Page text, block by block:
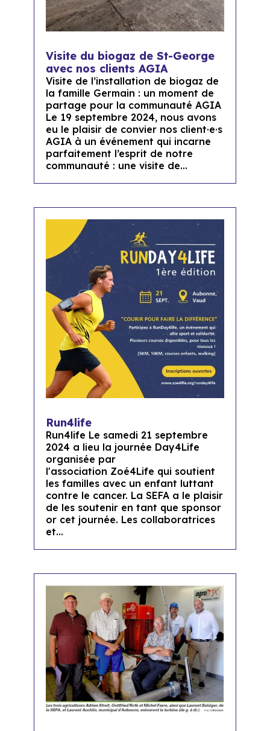
Visite du biogaz de St-George
avec nos clients AGIA
Visite de l’installation de biogaz de
la famille Germain : un moment de
partage pour la communauté AGIA
Le 19 septembre 2024, nous avons
eu le plaisir de convier nos client·e·s
AGIA à un événement qui incarne
parfaitement l’esprit de notre
communauté : une visite de...
Run4life
Run4life Le samedi 21 septembre
2024 a lieu la journée Day4Life
organisée par
l'association Zoé4Life qui soutient
les familles avec un enfant luttant
contre le cancer. La SEFA a le plaisir
de les soutenir en tant que sponsor
or cet journée. Les collaboratrices
et...